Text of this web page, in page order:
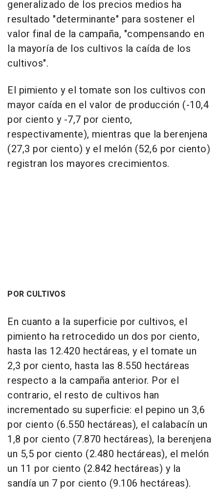
generalizado de los precios medios ha
resultado "determinante" para sostener el
valor final de la campaña, "compensando en
la mayoría de los cultivos la caída de los
cultivos".
El pimiento y el tomate son los cultivos con
mayor caída en el valor de producción (-10,4
por ciento y -7,7 por ciento,
respectivamente), mientras que la berenjena
(27,3 por ciento) y el melón (52,6 por ciento)
registran los mayores crecimientos.
POR CULTIVOS
En cuanto a la superficie por cultivos, el
pimiento ha retrocedido un dos por ciento,
hasta las 12.420 hectáreas, y el tomate un
2,3 por ciento, hasta las 8.550 hectáreas
respecto a la campaña anterior. Por el
contrario, el resto de cultivos han
incrementado su superficie: el pepino un 3,6
por ciento (6.550 hectáreas), el calabacín un
1,8 por ciento (7.870 hectáreas), la berenjena
un 5,5 por ciento (2.480 hectáreas), el melón
un 11 por ciento (2.842 hectáreas) y la
sandía un 7 por ciento (9.106 hectáreas).